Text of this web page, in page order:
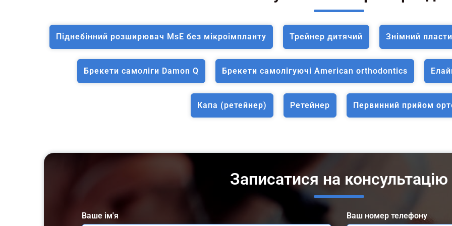
Піднебінний розширювач MsE без мікроімпланту Трейнер дитячий Знімний
Брекети самоліги Damon Q Брекети самолігуючі American orthodontics
Капа (ретейнер) Ретейнер Первинний прийом
Записатися на консультацію
Ваше ім'я Ваш номер телефону